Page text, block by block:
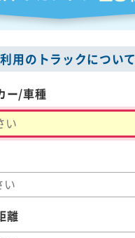
用のトラックについて
ー/車種
離